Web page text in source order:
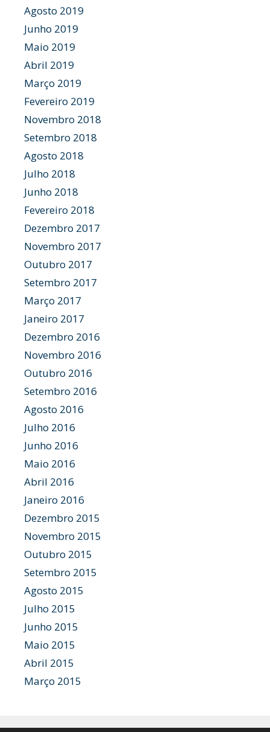
Agosto 2019
Junho 2019
Maio 2019
Abril 2019
Março 2019
Fevereiro 2019
Novembro 2018
Setembro 2018
Agosto 2018
Julho 2018
Junho 2018
Fevereiro 2018
Dezembro 2017
Novembro 2017
Outubro 2017
Setembro 2017
Março 2017
Janeiro 2017
Dezembro 2016
Novembro 2016
Outubro 2016
Setembro 2016
Agosto 2016
Julho 2016
Junho 2016
Maio 2016
Abril 2016
Janeiro 2016
Dezembro 2015
Novembro 2015
Outubro 2015
Setembro 2015
Agosto 2015
Julho 2015
Junho 2015
Maio 2015
Abril 2015
Março 2015